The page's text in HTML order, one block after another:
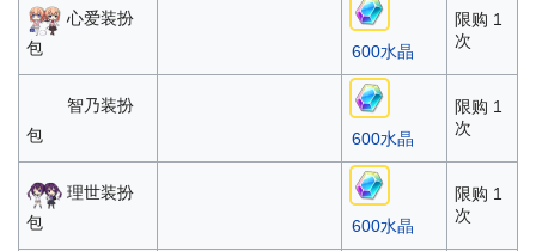
心爱装扮
包
600水晶
限购 1
次
智乃装扮
包
600水晶
限购 1
次
理世装扮
包
600水晶
限购 1
次